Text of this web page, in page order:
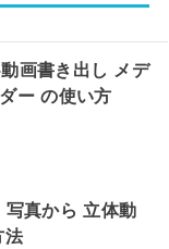
画書き出し メデ
ー の使い方
真から 立体動
法